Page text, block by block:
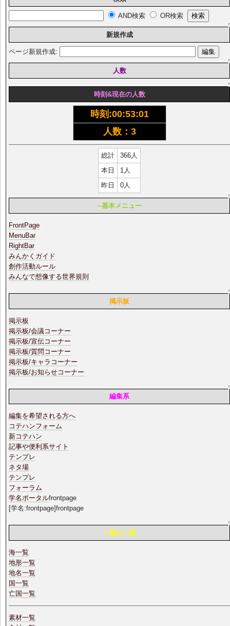
AND検索 OR検索
↑
新規作成
ページ新規作成:
↑
人数
↑
時刻&現在の人数
時刻:00:53:02
人数：3
総計
366人
本日
1人
昨日
0人
↑
~基本メニュー
FrontPage
MenuBar
RightBar
みんかくガイド
創作活動ルール
みんなで想像する世界規則
↑
掲示板
掲示板
掲示板/会議コーナー
掲示板/宣伝コーナー
掲示板/質問コーナー
掲示板/キャラコーナー
掲示板/お知らせコーナー
↑
編集系
編集を希望される方へ
コテハンフォーム
新コテハン
記事や便利系サイト
テンプレ
ネタ場
テンプレ
フォーラム
学名ポータルfrontpage
[学名:frontpage]frontpage
↑
一覧の一覧
海一覧
地形一覧
地名一覧
国一覧
亡国一覧
素材一覧